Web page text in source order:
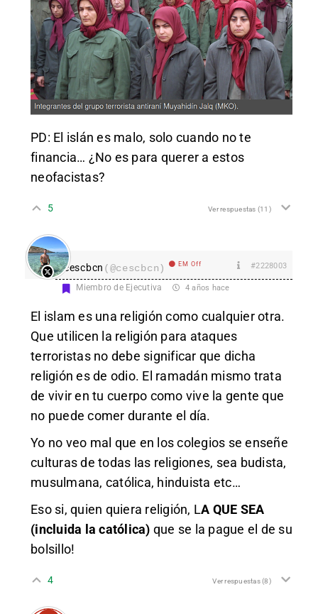
PD: El islán es malo, solo cuando no te
financia… ¿No es para querer a estos
neofacistas?
5 Ver respuestas (11)
cescbcn (@cescbcn) EM Off #2228003
Miembro de Ejecutiva 4 años hace
El islam es una religión como cualquier otra.
Que utilicen la religión para ataques
terroristas no debe significar que dicha
religión es de odio. El ramadán mismo trata
de vivir en tu cuerpo como vive la gente que
no puede comer durante el día.
Yo no veo mal que en los colegios se enseñe
culturas de todas las religiones, sea budista,
musulmana, católica, hinduista etc…
Eso si, quien quiera religión, LA QUE SEA
(incluida la católica) que se la pague el de su
bolsillo!
4 Ver respuestas(8)